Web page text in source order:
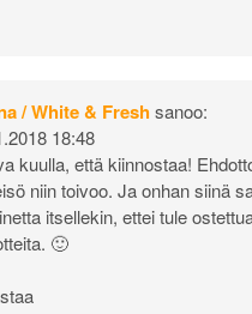
/ White & Freshsanoo:
18:48
kuulla, että kiinnostaa!
niin toivoo. Ja onhan siinä
itsellekin, ettei tule
🙂